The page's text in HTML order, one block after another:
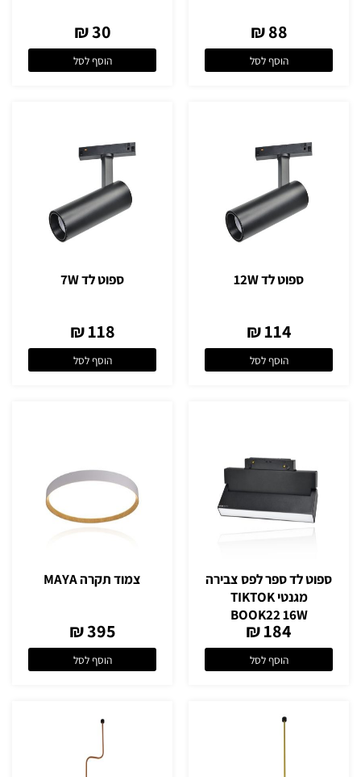
88 ₪
הוסף לסל
30 ₪
הוסף לסל
ספוט לד 12W
114 ₪
הוסף לסל
ספוט לד 7W
118 ₪
הוסף לסל
ספוט לד ספר לפס צבירה
מגנטי TIKTOK
BOOK22 16W
184 ₪
הוסף לסל
צמוד תקרה MAYA
395 ₪
הוסף לסל